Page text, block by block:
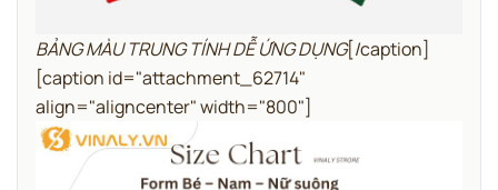
BẢNG MÀU TRUNG TÍNH DỄ ỨNG DỤNG[/caption]
[caption id="attachment_62714"
align="aligncenter" width="800"]